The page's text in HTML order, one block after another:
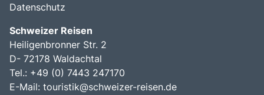
Datenschutz
Schweizer Reisen
Heiligenbronner Str. 2
D- 72178 Waldachtal
Tel.: +49 (0) 7443 247170
E-Mail: touristik@schweizer-reisen.de